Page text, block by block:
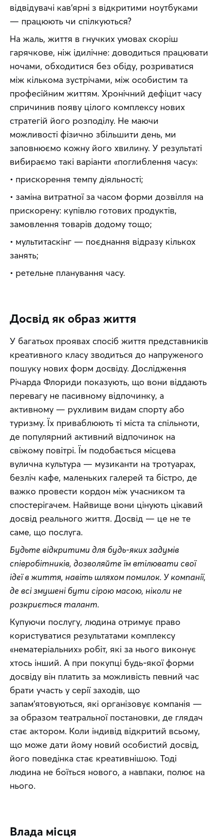
відвідувачі кав’ярні з відкритими ноутбуками
— працюють чи спілкуються?
На жаль, життя в гнучких умовах скоріш
гарячкове, ніж ідилічне: доводиться працювати
ночами, обходитися без обіду, розриватися
між кількома зустрічами, між особистим та
професійним життям. Хронічний дефіцит часу
спричинив появу цілого комплексу нових
стратегій його розподілу. Не маючи
можливості фізично збільшити день, ми
заповнюємо кожну його хвилину. У результаті
вибираємо такі варіанти «поглиблення часу»:
• прискорення темпу діяльності;
• заміна витратної за часом форми дозвілля на
прискорену: купівлю готових продуктів,
замовлення товарів додому тощо;
• мультитаскінг — поєднання відразу кількох
занять;
• ретельне планування часу.
Досвід як образ життя
У багатьох проявах спосіб життя представників
креативного класу зводиться до напруженого
пошуку нових форм досвіду. Дослідження
Річарда Флориди показують, що вони віддають
перевагу не пасивному відпочинку, а
активному — рухливим видам спорту або
туризму. Їх приваблюють ті міста та спільноти,
де популярний активний відпочинок на
свіжому повітрі. Їм подобається місцева
вулична культура — ​​музиканти на тротуарах,
безліч кафе, маленьких галерей та бістро, де
важко провести кордон між учасником та
спостерігачем. Найвище вони цінують цікавий
досвід реального життя. Досвід — це не те
саме, що послуга.
Будьте відкритими для будь-яких задумів
співробітників, дозволяйте їм втілювати свої
ідеї в життя, навіть шляхом помилок. У компанії,
де всі змушені бути сірою масою, ніколи не
розкриється талант.
Купуючи послугу, людина отримує право
користуватися результатами комплексу
«нематеріальних» робіт, які за нього виконує
хтось інший. А при покупці будь-якої форми
досвіду він платить за можливість певний час
брати участь у серії заходів, що
запам’ятовуються, які організовує компанія —
за образом театральної постановки, де глядач
стає актором. Коли індивід відкритий всьому,
що може дати йому новий особистий досвід,
його поведінка стає креативнішою. Тоді
людина не боїться нового, а навпаки, полює на
нього.
Влада місця